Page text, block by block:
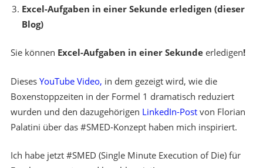
Excel-Aufgaben in einer Sekunde erledigen (dieser
Blog)
Sie können Excel-Aufgaben in einer Sekunde erledigen!
Dieses YouTube Video, in dem gezeigt wird, wie die
Boxenstoppzeiten in der Formel 1 dramatisch reduziert
wurden und den dazugehörigen LinkedIn-Postvon Florian
Palatini über das #SMED-Konzept haben mich inspiriert.
Ich habe jetzt #SMED (Single Minute Execution of Die) für